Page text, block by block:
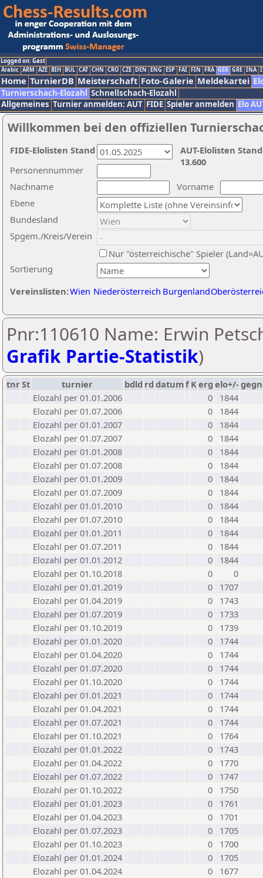
Logged on: Gast
Arabic ARM AZE BIH BUL CAT CHN CRO CZE DEN ENG ESP FAI FIN FRA GER GRE INA
Home TurnierDB Meisterschaft Foto-Galerie Meldekartei
Turnierschach-Elozahl Schnellschach-Elozahl
Allgemeines Turnier anmelden: AUT FIDE Spieler anmelden Elo
Willkommen bei den offiziellen
Nachname
Vorname
Ebene
Sortierung
Personennummer
Bundesland
Spgem./Kreis/Verein
Nur "österreichische" Spieler
Vereinslisten:Wien Niederösterreich Burgenland
AUT-Elolisten
13.600
FIDE-Elolisten Stand
Pnr:110610 Name: Erwin
Grafik Partie-Statistik)
tnrSt turnier bdld rd datumf Kerg elo+/-
Elozahl per 01.01.2006
0
1844
Elozahl per 01.07.2006
0
1844
Elozahl per 01.01.2007
0
1844
Elozahl per 01.07.2007
0
1844
Elozahl per 01.01.2008
0
1844
Elozahl per 01.07.2008
0
1844
Elozahl per 01.01.2009
0
1844
Elozahl per 01.07.2009
0
1844
Elozahl per 01.01.2010
0
1844
Elozahl per 01.07.2010
0
1844
Elozahl per 01.01.2011
0
1844
Elozahl per 01.07.2011
0
1844
Elozahl per 01.01.2012
0
1844
Elozahl per 01.10.2018
0
0
Elozahl per 01.01.2019
0
1707
Elozahl per 01.04.2019
0
1743
Elozahl per 01.07.2019
0
1733
Elozahl per 01.10.2019
0
1739
Elozahl per 01.01.2020
0
1744
Elozahl per 01.04.2020
0
1744
Elozahl per 01.07.2020
0
1744
Elozahl per 01.10.2020
0
1744
Elozahl per 01.01.2021
0
1744
Elozahl per 01.04.2021
0
1744
Elozahl per 01.07.2021
0
1744
Elozahl per 01.10.2021
0
1764
Elozahl per 01.01.2022
0
1743
Elozahl per 01.04.2022
0
1770
Elozahl per 01.07.2022
0
1747
Elozahl per 01.10.2022
0
1750
Elozahl per 01.01.2023
0
1761
Elozahl per 01.04.2023
0
1701
Elozahl per 01.07.2023
0
1705
Elozahl per 01.10.2023
0
1700
Elozahl per 01.01.2024
0
1705
Elozahl per 01.04.2024
0
1677